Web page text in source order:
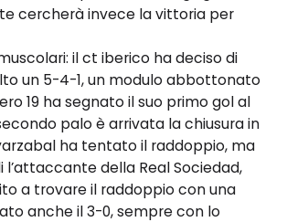
cercherà invece la vittoria per
il ct iberico ha deciso di
un 5-4-1, un modulo abbottonato
19 ha segnato il suo primo gol al
palo è arrivata la chiusura in
ha tentato il raddoppio, ma
della Real Sociedad,
a trovare il raddoppio con una
anche il 3-0, sempre con lo